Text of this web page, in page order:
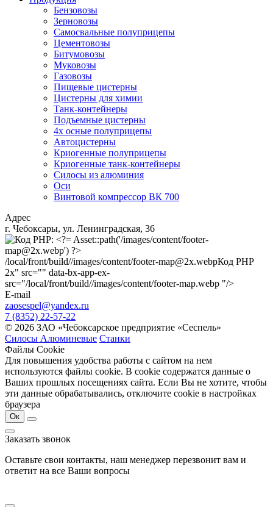
Бензовозы
Зерновозы
Самосвальные полуприцепы
Цементовозы
Битумовозы
Муковозы
Газовозы
Пищевые цистерны
Цистерны для химии
Танк-контейнеры
Подъемные цистерны
4х осные полуприцепы
Автоцистерны
Криогенные полуприцепы
Криогенные танк-контейнеры
Силосы из алюминия
Оси
Винтовой компрессор ВК 700
Адрес
г. Чебоксары, ул. Ленинградская, 36
/local/front/build//images/content/footer-map@2x.webpКод PHP
2x" src="" data-bx-app-ex-
src="/local/front/build//images/content/footer-map.webp "/>
E-mail
zaosespel@yandex.ru
7 (8352) 22-57-22
© 2026 ЗАО «Чебоксарское предприятие «Сеспель»
Силосы Алюминевые Станки
Файлы Cookie
Для повышения удобства работы с сайтом на нем
используются файлы cookie. В cookie содержатся данные о
Ваших прошлых посещениях сайта. Если Вы не хотите, чтобы
эти данные обрабатывались, отключите cookie в настройках
браузера
Ок
Заказать звонок
Оставьте свои контакты, наш менеджер перезвонит вам и
ответит на все Ваши вопросы